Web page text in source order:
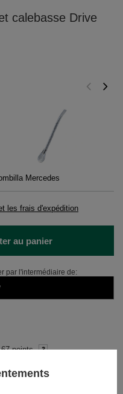
calebasse Drive
Mercedes
les frais d'expédition
au panier
par l'intermédiaire de:
points.